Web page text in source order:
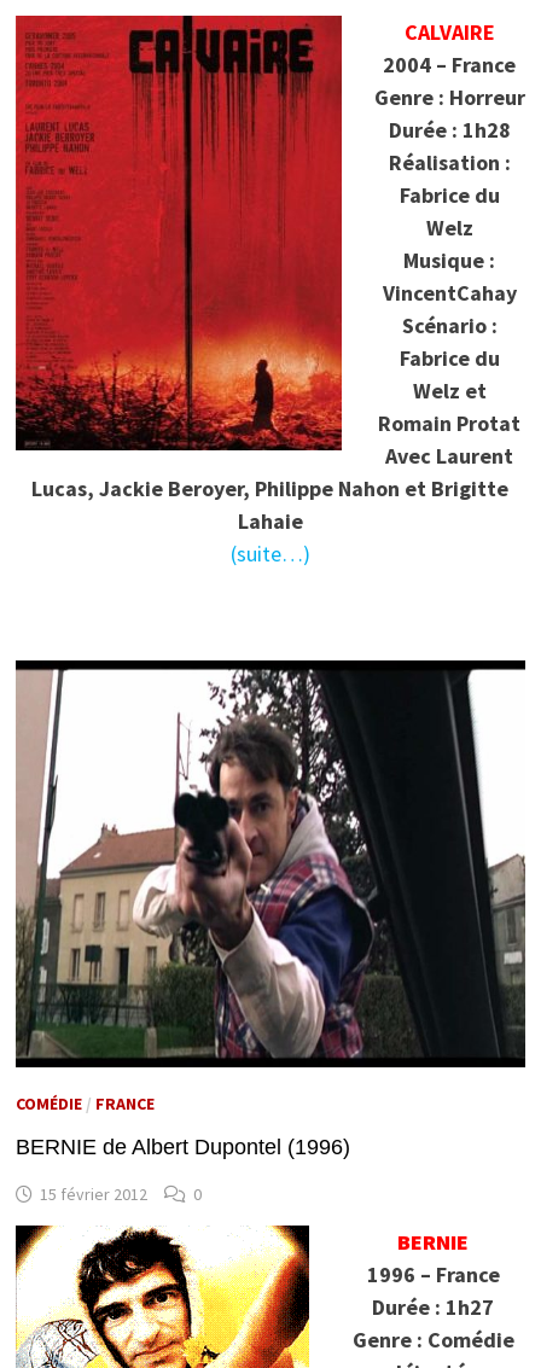
CALVAIRE
2004 – France
Genre : Horreur
Durée : 1h28
Réalisation :
Fabrice du
Welz
Musique :
VincentCahay
Scénario :
Fabrice du
Welz et
Romain Protat
Avec Laurent
Lucas, Jackie Beroyer, Philippe Nahon et Brigitte
Lahaie
(suite…)
COMÉDIE/ FRANCE
BERNIE de Albert Dupontel (1996)
15 février 2012 0
BERNIE
1996 – France
Durée : 1h27
Genre : Comédie